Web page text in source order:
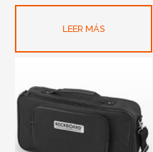
LEER MÁS